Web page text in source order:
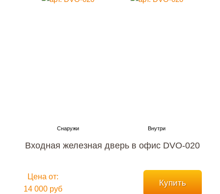
Входная железная дверь в офис DVO-020
Цена от:
14 000 руб
Купить